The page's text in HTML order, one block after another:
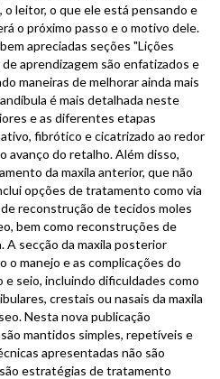
o leitor, o que ele está pensando e
o próximo passo e o motivo dele.
apreciadas seções "Lições
aprendizagem são enfatizados e
maneiras de melhorar ainda mais
é mais detalhada neste
e as diferentes etapas
fibrótico e cicatrizado ao redor
avanço do retalho. Além disso,
da maxila anterior, que não
opções de tratamento como via
reconstrução de tecidos moles
bem como reconstruções de
A secção da maxila posterior
manejo e as complicações do
seio, incluindo dificuldades como
crestais ou nasais da maxila
Nesta nova publicação
mantidos simples, repetíveis e
apresentadas não são
estratégias de tratamento